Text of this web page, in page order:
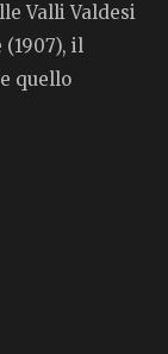
Valli Valdesi
(1907), il
quello